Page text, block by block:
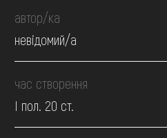
автор/ка
невідомий/а
час створення
І пол. 20 ст.